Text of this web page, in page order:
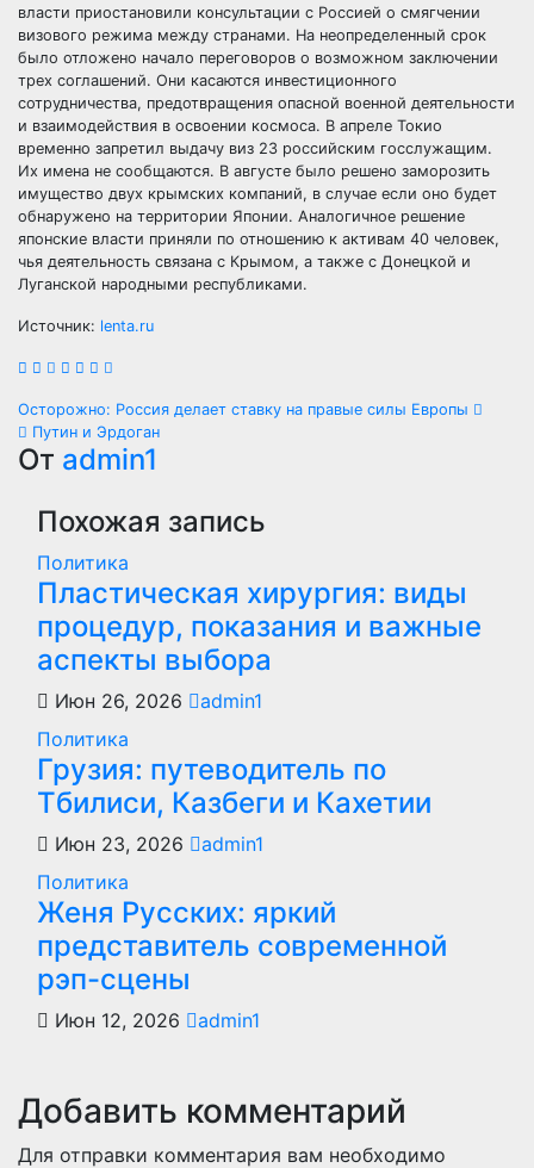
власти приостановили консультации с Россией о смягчении
визового режима между странами. На неопределенный срок
было отложено начало переговоров о возможном заключении
трех соглашений. Они касаются инвестиционного
сотрудничества, предотвращения опасной военной деятельности
и взаимодействия в освоении космоса. В апреле Токио
временно запретил выдачу виз 23 российским госслужащим.
Их имена не сообщаются. В августе было решено заморозить
имущество двух крымских компаний, в случае если оно будет
обнаружено на территории Японии. Аналогичное решение
японские власти приняли по отношению к активам 40 человек,
чья деятельность связана с Крымом, а также с Донецкой и
Луганской народными республиками.
Источник: lenta.ru
Навигация
по
записям
Осторожно: Россия делает ставку на правые силы Европы
Путин и Эрдоган
От admin1
Похожая запись
Политика
Пластическая хирургия: виды
процедур, показания и важные
аспекты выбора
Июн 26, 2026
admin1
Политика
Грузия: путеводитель по
Тбилиси, Казбеги и Кахетии
Июн 23, 2026
admin1
Политика
Женя Русских: яркий
представитель современной
рэп-сцены
Июн 12, 2026 admin1
Добавить комментарий
Для отправки комментария вам необходимо